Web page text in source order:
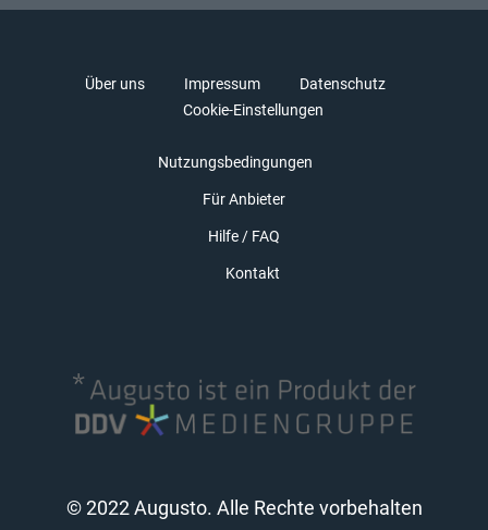
Über uns Impressum
Datenschutz
Cookie-Einstellungen
Nutzungsbedingungen
Für Anbieter
Hilfe / FAQ
Kontakt
© 2022 Augusto. Alle Rechte vorbehalten